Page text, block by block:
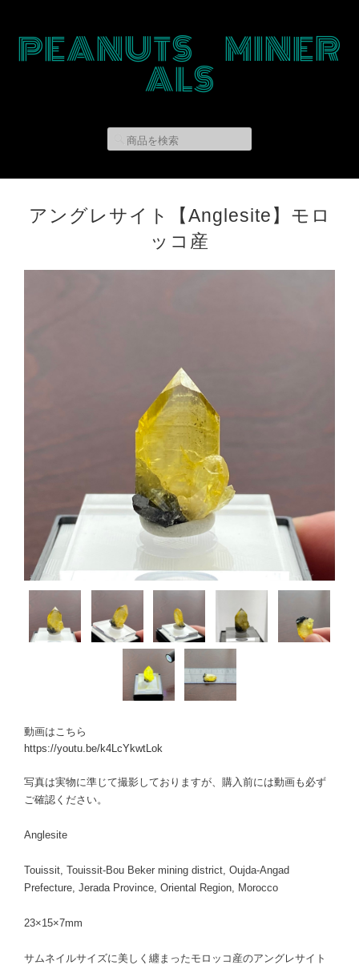
PEANUTS MINER
ALS
アングレサイト【Anglesite】モロ
ッコ産
動画はこちら
https://youtu.be/k4LcYkwtLok
写真は実物に準じて撮影しておりますが、購入前には動画も必ず
ご確認ください。
Anglesite
Touissit, Touissit-Bou Beker mining district, Oujda-Angad
Prefecture, Jerada Province, Oriental Region, Morocco
23×15×7mm
サムネイルサイズに美しく纏まったモロッコ産のアングレサイト